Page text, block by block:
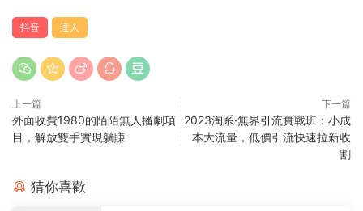
抖音 達人
上一篇
外面收費1980的陌陌無人播劇項
目，解放雙手實現躺賺
下一篇
2023淘系·無界引流實戰班：小成
本大流量，低價引流快速拉新收
割
猜你喜歡